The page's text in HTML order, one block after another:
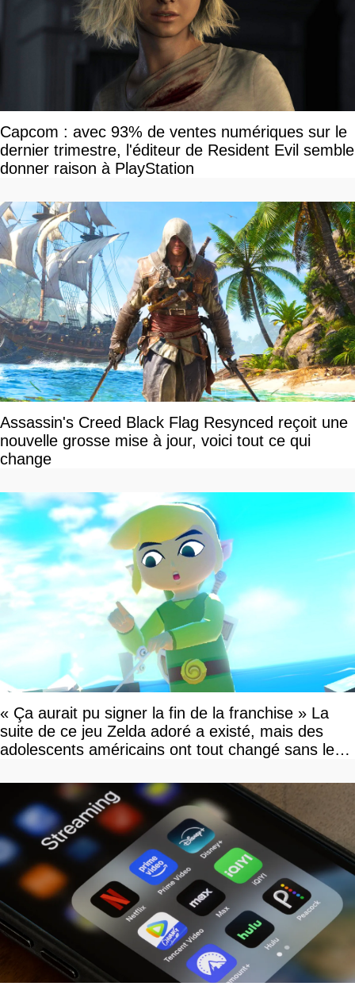
Capcom : avec 93% de ventes numériques sur le
dernier trimestre, l'éditeur de Resident Evil semble
donner raison à PlayStation
Assassin's Creed Black Flag Resynced reçoit une
nouvelle grosse mise à jour, voici tout ce qui
change
« Ça aurait pu signer la fin de la franchise » La
suite de ce jeu Zelda adoré a existé, mais des
adolescents américains ont tout changé sans le